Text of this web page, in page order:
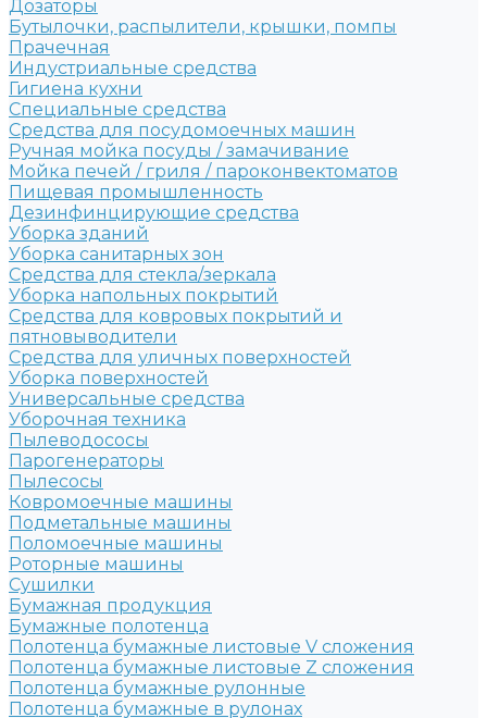
Дозаторы
Бутылочки, распылители, крышки, помпы
Прачечная
Индустриальные средства
Гигиена кухни
Специальные средства
Средства для посудомоечных машин
Ручная мойка посуды / замачивание
Мойка печей / гриля / пароконвектоматов
Пищевая промышленность
Дезинфинцирующие средства
Уборка зданий
Уборка санитарных зон
Средства для стекла/зеркала
Уборка напольных покрытий
Средства для ковровых покрытий и
пятновыводители
Средства для уличных поверхностей
Уборка поверхностей
Универсальные средства
Уборочная техника
Пылеводососы
Парогенераторы
Пылесосы
Ковромоечные машины
Подметальные машины
Поломоечные машины
Роторные машины
Сушилки
Бумажная продукция
Бумажные полотенца
Полотенца бумажные листовые V сложения
Полотенца бумажные листовые Z сложения
Полотенца бумажные рулонные
Полотенца бумажные в рулонах